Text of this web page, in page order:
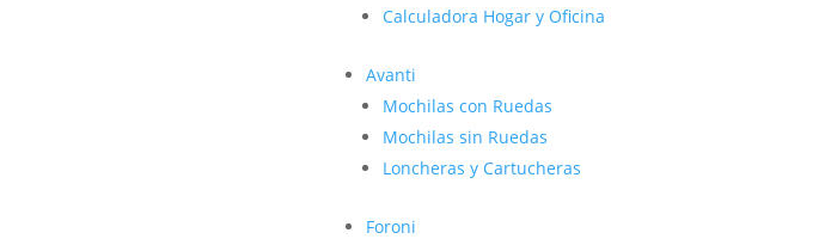
Calculadora Hogar y Oficina
Avanti
Mochilas con Ruedas
Mochilas sin Ruedas
Loncheras y Cartucheras
Foroni